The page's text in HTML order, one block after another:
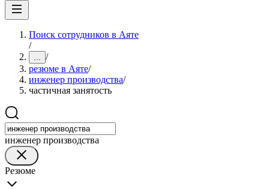
Поиск сотрудников в Аяте
/
... /
резюме в Аяте/
инженер производства/
частичная занятость
инженер производства
Резюме